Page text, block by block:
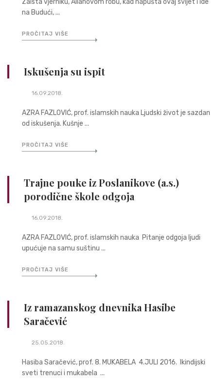
Zaista vjerniku, Allahovom robu, kad napušta ovaj svijet i ide
na Budući, ...
PROČITAJ VIŠE
Iskušenja su ispit
16.09.2018.
AZRA FAZLOVIĆ, prof. islamskih nauka Ljudski život je sazdan
od iskušenja. Kušnje ...
PROČITAJ VIŠE
Trajne pouke iz Poslanikove (a.s.)
porodične škole odgoja
16.09.2018.
AZRA FAZLOVIĆ, prof. islamskih nauka Pitanje odgoja ljudi
upućuje na samu suštinu ...
PROČITAJ VIŠE
Iz ramazanskog dnevnika Hasibe
Saračević
25.05.2018.
Hasiba Saračević, prof. 8. MUKABELA 4.JULI 2016. Ikindijski
sveti trenuci i mukabela ...